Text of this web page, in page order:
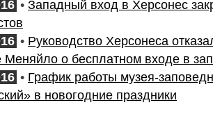
• Западный вход в Херсонес
• Руководство Херсонеса
Меняйло о бесплатном входе в
• График работы музея-
в новогодние праздники